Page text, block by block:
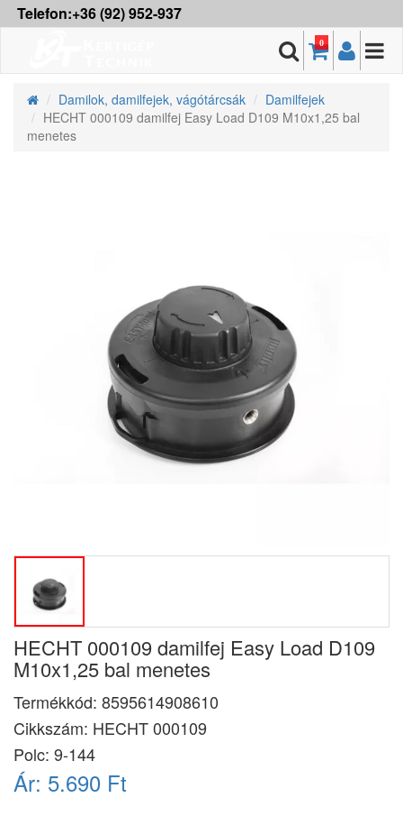
Telefon:+36 (92) 952-937
0
Damilok, damilfejek, vágótárcsák
Damilfejek
HECHT 000109 damilfej Easy Load D109 M10x1,25 bal
menetes
HECHT 000109 damilfej Easy Load D109
M10x1,25 bal menetes
Termékkód: 8595614908610
Cikkszám: HECHT 000109
Polc: 9-144
Ár: 5.690 Ft